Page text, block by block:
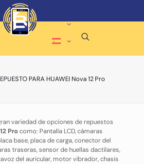
PARA HUAWEI Nova 12 Pro
variedad de opciones de repuestos
Procomo: Pantalla LCD, cámaras
base, placa de carga, conector del
traseras, sensor de huellas dactilares,
del auricular, motor vibrador, chasis